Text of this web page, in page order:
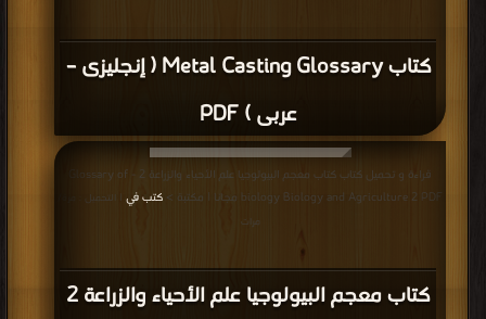
كتاب Metal Casting Glossary ( إنجلیزى –
عربى ) PDF
كتاب معجم البيولوجيا علم الأحياء والزراعة 2
قراءة و تحميل كتاب كتاب معجم البيولوجيا علم الأحياء والزراعة 2 - Glossary of
biology Biology and Agriculture 2 PDF مجانا | مكتبة >
كتب في
| التحميل : مرة/
مرات